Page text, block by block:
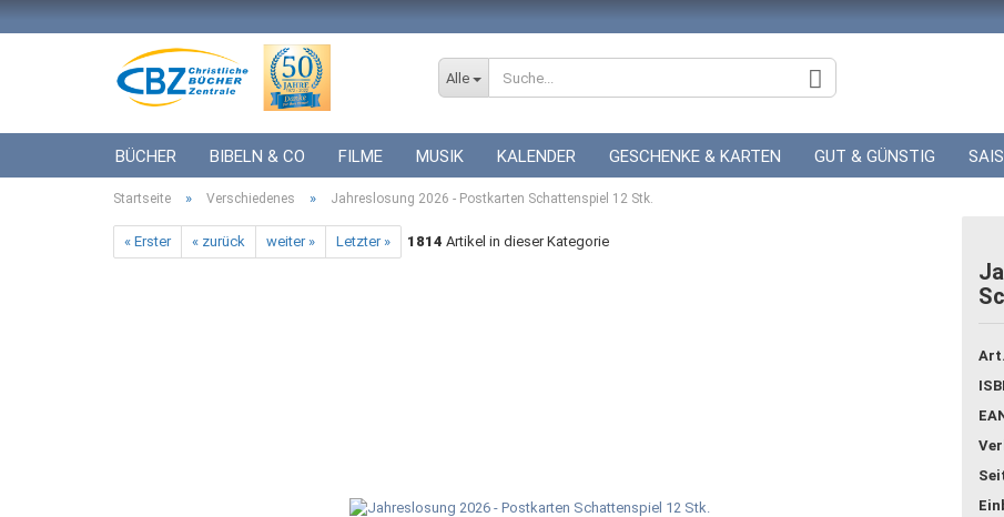
Alle
BÜCHER BIBELN & CO FILME MUSIK KALENDER GESCHENKE & KARTEN GUT & GÜNSTIG
ICF BÜCHER VERSCHIEDENES GESCHENKE ZUR HOCHZEIT GUTSCHEINE
Startseite » Verschiedenes » Jahreslosung 2026 - Postkarten Schattenspiel 12 Stk.
« Erster « zurück weiter » Letzter » 1814 Artikel in dieser Kategorie